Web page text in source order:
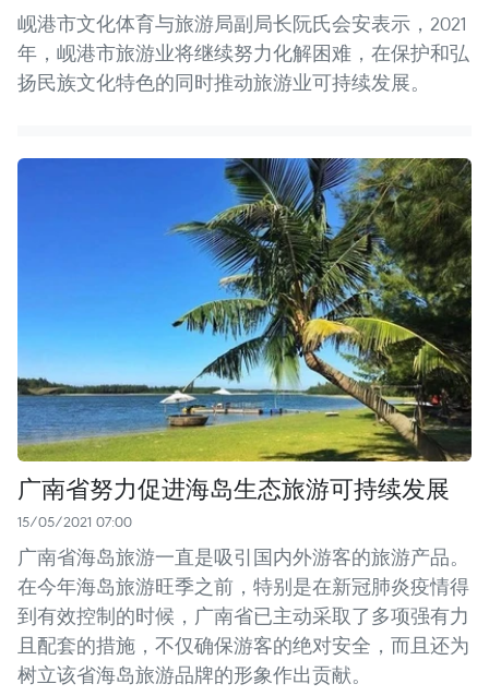
岘港市文化体育与旅游局副局长阮氏会安表示，2021
年，岘港市旅游业将继续努力化解困难，在保护和弘
扬民族文化特色的同时推动旅游业可持续发展。
广南省努力促进海岛生态旅游可持续发展
15/05/2021 07:00
广南省海岛旅游一直是吸引国内外游客的旅游产品。
在今年海岛旅游旺季之前，特别是在新冠肺炎疫情得
到有效控制的时候，广南省已主动采取了多项强有力
且配套的措施，不仅确保游客的绝对安全，而且还为
树立该省海岛旅游品牌的形象作出贡献。